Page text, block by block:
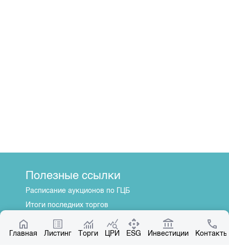
Главная Листинг Торги ЦРИ ESG Инвестиции Контакты
Полезные ссылки
Расписание аукционов по ГЦБ
Итоги последних торгов
Котировки по ЦБ
Центр раскрытия информации